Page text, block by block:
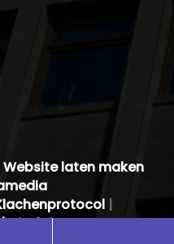
Website laten maken
|
Disclaimer